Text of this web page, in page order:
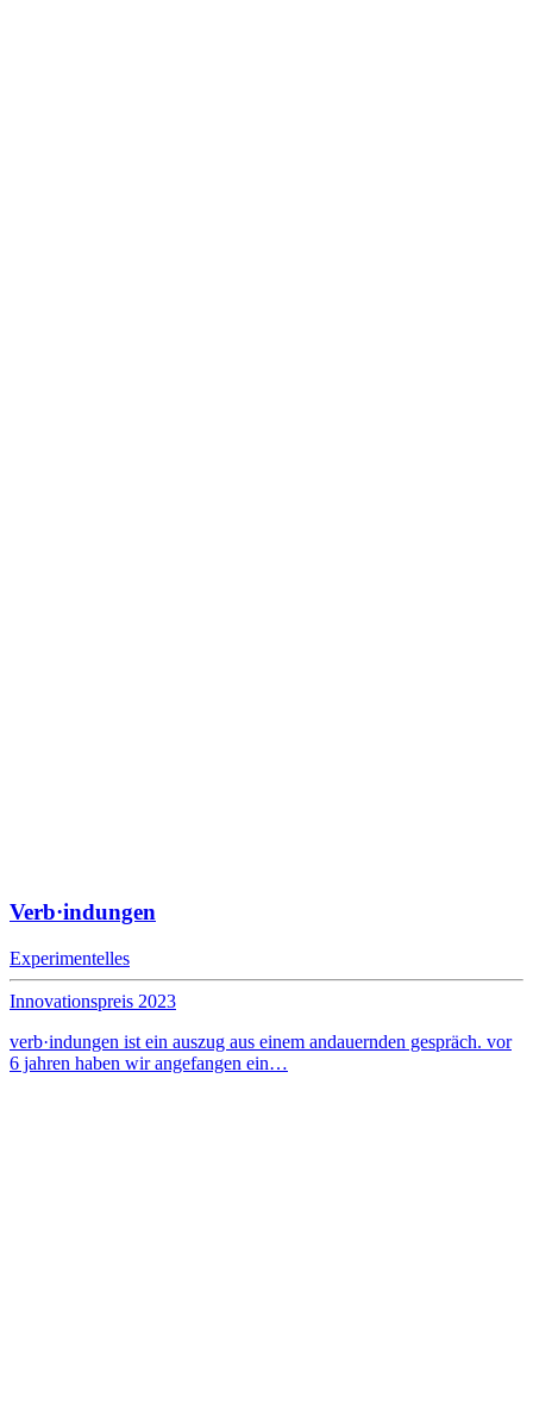
Verb·indungen
Experimentelles
Innovationspreis 2023
verb·indungen ist ein auszug aus einem andauernden gespräch. vor
6 jahren haben wir angefangen ein…